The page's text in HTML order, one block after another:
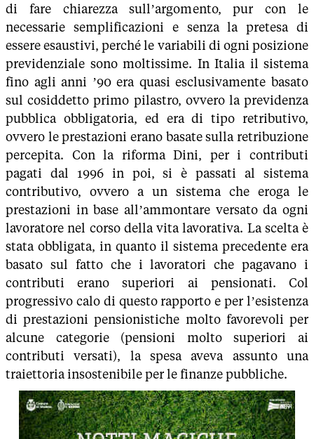
di fare chiarezza sull’argomento, pur con le
necessarie semplificazioni e senza la pretesa di
essere esaustivi, perché le variabili di ogni posizione
previdenziale sono moltissime. In Italia il sistema
fino agli anni ’90 era quasi esclusivamente basato
sul cosiddetto primo pilastro, ovvero la previdenza
pubblica obbligatoria, ed era di tipo retributivo,
ovvero le prestazioni erano basate sulla retribuzione
percepita. Con la riforma Dini, per i contributi
pagati dal 1996 in poi, si è passati al sistema
contributivo, ovvero a un sistema che eroga le
prestazioni in base all’ammontare versato da ogni
lavoratore nel corso della vita lavorativa. La scelta è
stata obbligata, in quanto il sistema precedente era
basato sul fatto che i lavoratori che pagavano i
contributi erano superiori ai pensionati. Col
progressivo calo di questo rapporto e per l’esistenza
di prestazioni pensionistiche molto favorevoli per
alcune categorie (pensioni molto superiori ai
contributi versati), la spesa aveva assunto una
traiettoria insostenibile per le finanze pubbliche.